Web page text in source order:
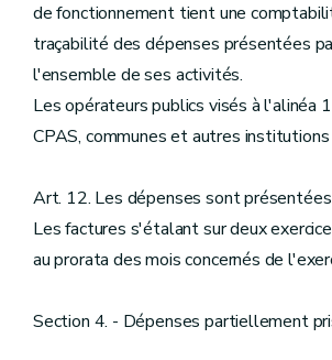
de fonctionnement tient une
traçabilité des dépenses présentées
l'ensemble de ses activités.
Les opérateurs publics visés à l'alinéa 1
CPAS, communes et autres
Art. 12. Les dépenses sont présentées
Les factures s'étalant sur deux
au prorata des mois concernés de
Section 4. - Dépenses partiellement